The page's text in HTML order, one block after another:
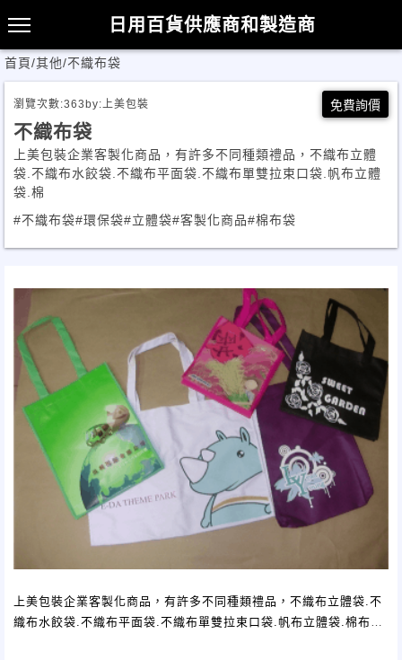
日用百貨供應商和製造商
首頁/其他/不織布袋
瀏覽次數:363 by:上美包裝 免費詢價
不織布袋
上美包裝企業客製化商品，有許多不同種類禮品，不織布立體
袋.不織布水餃袋.不織布平面袋.不織布單雙拉束口袋.帆布立體
袋.棉
#不織布袋#環保袋#立體袋#客製化商品#棉布袋
上美包裝企業客製化商品，有許多不同種類禮品，不織布立體袋.不
織布水餃袋.不織布平面袋.不織布單雙拉束口袋.帆布立體袋.棉布袋.